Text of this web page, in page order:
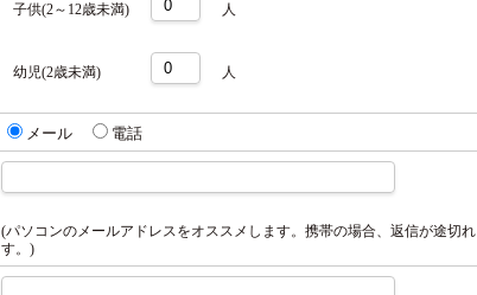
子供(2～12歳未満) 人
幼児(2歳未満) 人
メール 電話
(パソコンのメールアドレスをオススメします。携帯の場合、返信が途切
す。)